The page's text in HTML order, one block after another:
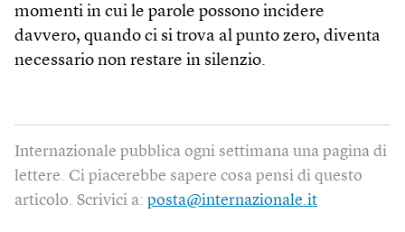
momenti in cui le parole possono incidere
davvero, quando ci si trova al punto zero, diventa
necessario non restare in silenzio.
Internazionale pubblica ogni settimana una pagina di
lettere. Ci piacerebbe sapere cosa pensi di questo
articolo. Scrivici a: posta@internazionale.it